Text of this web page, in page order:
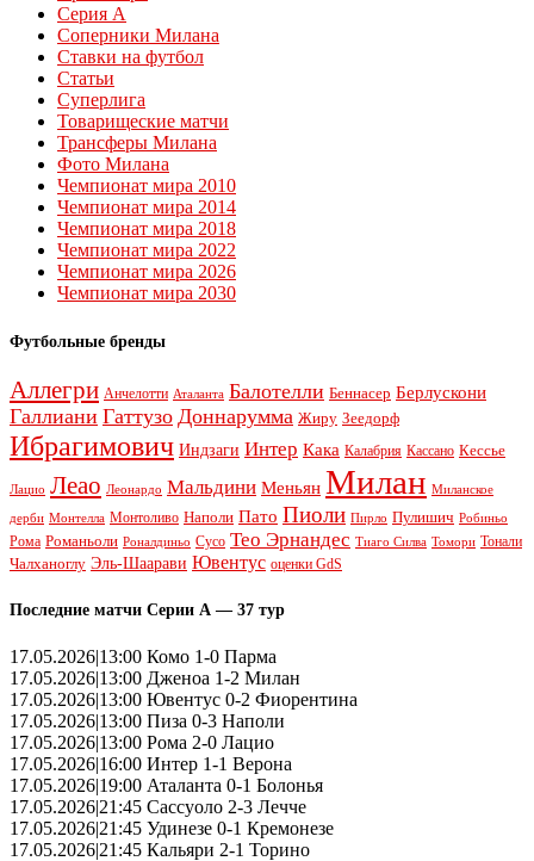
Серия А
Соперники Милана
Ставки на футбол
Статьи
Суперлига
Товарищеские матчи
Трансферы Милана
Фото Милана
Чемпионат мира 2010
Чемпионат мира 2014
Чемпионат мира 2018
Чемпионат мира 2022
Чемпионат мира 2026
Чемпионат мира 2030
Футбольные бренды
Аллегри Анчелотти Аталанта Балотелли Беннасер Берлускони
Галлиани Гаттузо Доннарумма Жиру Зеедорф
Ибрагимович Индзаги Интер Кака Калабрия Кассано Кессье
Лацио Леао Леонардо Мальдини Меньян Милан Миланское
дерби Монтелла Монтоливо Наполи Пато Пиоли Пирло Пулишич Робиньо
Рома Романьоли Роналдиньо Сусо Тео Эрнандес Тиаго Силва Томори Тонали
Чалханоглу Эль-Шаарави Ювентус оценки GdS
Последние матчи Серии А — 37 тур
17.05.2026|13:00 Комо 1-0 Парма
17.05.2026|13:00 Дженоа 1-2 Милан
17.05.2026|13:00 Ювентус 0-2 Фиорентина
17.05.2026|13:00 Пиза 0-3 Наполи
17.05.2026|13:00 Рома 2-0 Лацио
17.05.2026|16:00 Интер 1-1 Верона
17.05.2026|19:00 Аталанта 0-1 Болонья
17.05.2026|21:45 Сассуоло 2-3 Лечче
17.05.2026|21:45 Удинезе 0-1 Кремонезе
17.05.2026|21:45 Кальяри 2-1 Торино